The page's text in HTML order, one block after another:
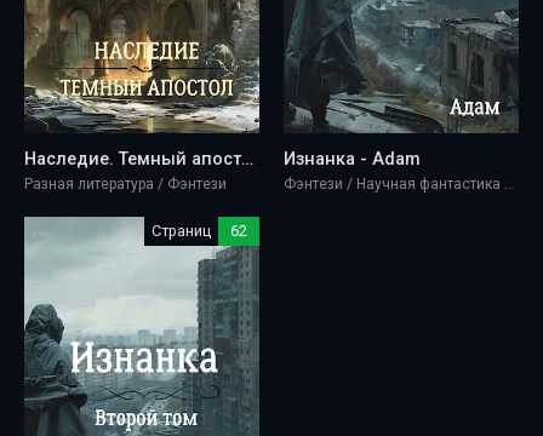
Наследие. Темный апостол. - Adam
Разная литература / Фэнтези
Изнанка - Adam
Фэнтези / Научная фантастика / Разная литература
Страниц 62